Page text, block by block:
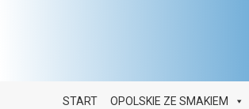
START OPOLSKIE ZE SMAKIEM